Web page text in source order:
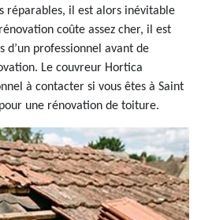
réparables, il est alors inévitable
coûte assez cher, il est
d’un professionnel avant de
Le couvreur Hortica
à contacter si vous êtes à Saint
une rénovation de toiture.